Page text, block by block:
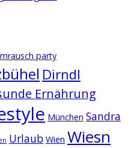
party
Dirndl
Ernährung
München Sandra
Urlaub Wien Wiesn